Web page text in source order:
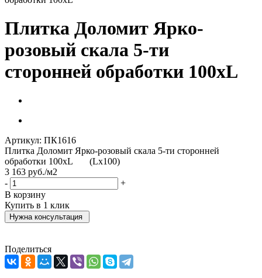
Плитка Доломит Ярко-
розовый скала 5-ти
сторонней обработки 100хL
Артикул: ПК1616
Плитка Доломит Ярко-розовый скала 5-ти сторонней
обработки 100хL (Lх100)
3 163 руб./м2
-
+
В корзину
Купить в 1 клик
Нужна консультация
Поделиться